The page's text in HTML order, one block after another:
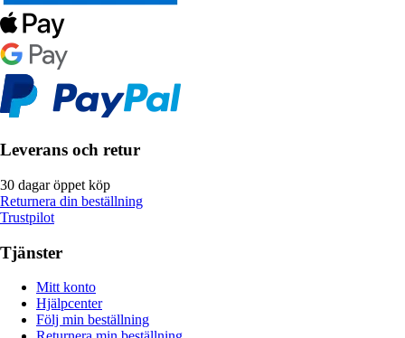
Leverans och retur
30 dagar öppet köp
Returnera din beställning
Trustpilot
Tjänster
Mitt konto
Hjälpcenter
Följ min beställning